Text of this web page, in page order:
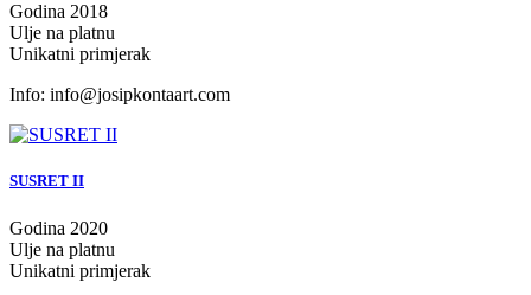
Godina 2018
Ulje na platnu
Unikatni primjerak
Info: info@josipkontaart.com
SUSRET II
Godina 2020
Ulje na platnu
Unikatni primjerak